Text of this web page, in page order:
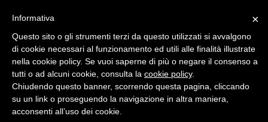
CSR
STRATEGIE
×
Informativa
Questo sito o gli strumenti terzi da questo utilizzati si avvalgono
di cookie necessari al funzionamento ed utili alle finalità illustrate
nella cookie policy. Se vuoi saperne di più o negare il consenso a
tutti o ad alcuni cookie, consulta la cookie policy.
Chiudendo questo banner, scorrendo questa pagina, cliccando
su un link o proseguendo la navigazione in altra maniera,
acconsenti all’uso dei cookie.